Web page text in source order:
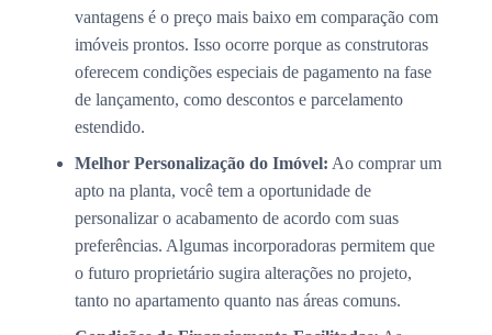
vantagens é o preço mais baixo em comparação com
imóveis prontos. Isso ocorre porque as construtoras
oferecem condições especiais de pagamento na fase
de lançamento, como descontos e parcelamento
estendido.
Melhor Personalização do Imóvel: Ao comprar um
apto na planta, você tem a oportunidade de
personalizar o acabamento de acordo com suas
preferências. Algumas incorporadoras permitem que
o futuro proprietário sugira alterações no projeto,
tanto no apartamento quanto nas áreas comuns.